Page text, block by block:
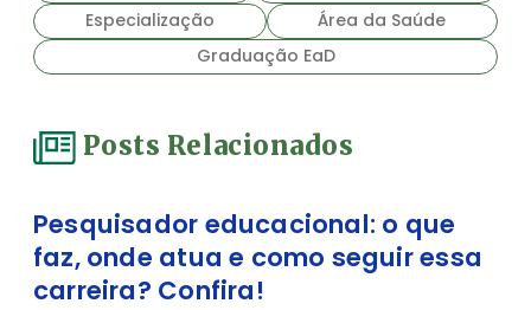
Especialização
Área da Saúde
Graduação EaD
Posts Relacionados
Pesquisador educacional: o que
faz, onde atua e como seguir essa
carreira? Confira!